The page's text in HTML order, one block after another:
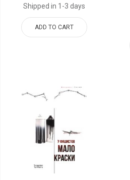
Shipped in 1-3 days
ADD TO CART